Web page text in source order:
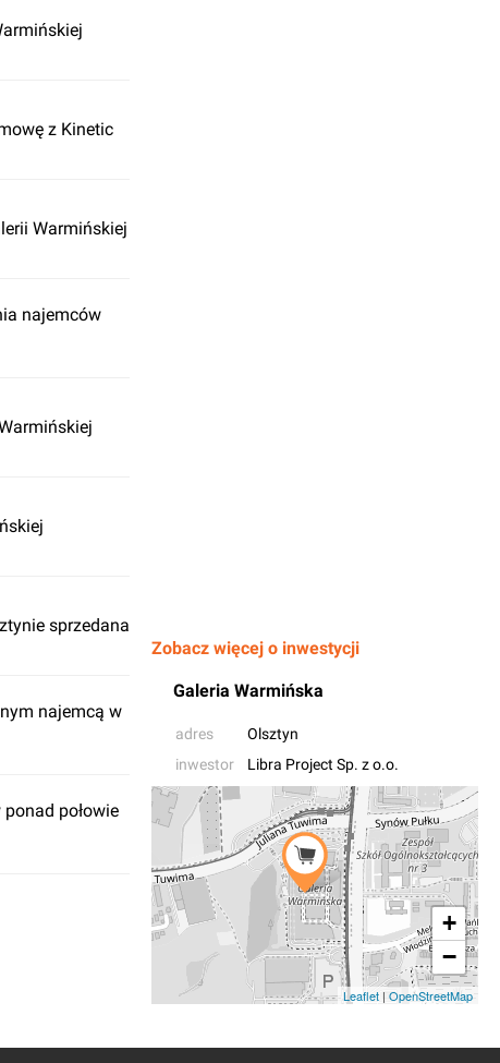
z Kinetic
Warmińskiej
najemców
sprzedana
najemcą w
połowie
Zobacz więcej o inwestycji
Galeria Warmińska
adres
Olsztyn
inwestor
Libra Project Sp. z o.o.
+
−
Leaflet | OpenStreetMap